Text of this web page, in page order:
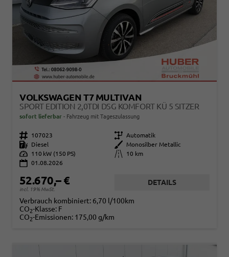
VOLKSWAGEN T7 MULTIVAN
SPORT EDITION 2,0TDI DSG KOMFORT KÜ 5 SITZER
sofort lieferbar Fahrzeug mit Tageszulassung
Fahrzeugnr. 107023 Getriebe Automatik
Kraftstoff
Diesel Außenfarbe
Monosilber Metallic
Leistung
110 kW (150 PS) Kilometerstand
10 km
01.08.2026
52.670,– €
incl. 19% MwSt.
DETAILS
Verbrauch kombiniert: 6,70 l/100km
CO2-Klasse: F
CO2-Emissionen: 175,00 g/km